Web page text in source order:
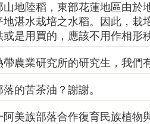
地陸稻，東部花蓮地區由
湛水栽培之水稻。因此，栽
是用買的，應該不用作相形
農業研究所的研究生，我
的苦茶油？謝謝。
美族部落合作復育民族植